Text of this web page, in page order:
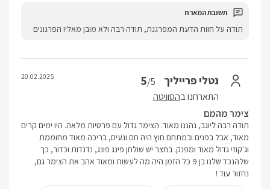
תודה על חוות הדעת המפרגנת, תודה רבה ולא מובן מאליו הפרגונים
נטלי פרייליך 5/5
התארחנו בהסוויטה
20.02.2025
צימר מהמם
תודה רבה ליוגב, נהננו מאוד. הצימר גדול עם פרטיות מלאה. היו ימים קרים
מאוד, אבל בפנים ובמתחם חוץ היה חם ונעים, בריכה מאוד מחוממת
וג׳קוזי גדול מאוד ומפנק. בחצר יש שולחן פינג פונג, נדנדות וכדור, כך
שלהנכד שלנו בן 9 כל הזמן היה מה לעשות ומאוד אהב את הצימר גם,
נחזור עוד !